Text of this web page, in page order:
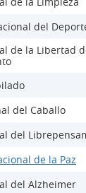
del
de la Libertad
del Caballo
del
de la Paz
del Alzheimer